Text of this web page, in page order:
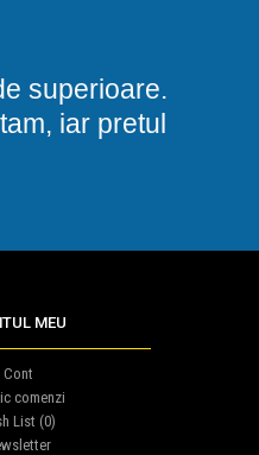
superioare.
iar pretul
MEU
Cont
comenzi
List (0)